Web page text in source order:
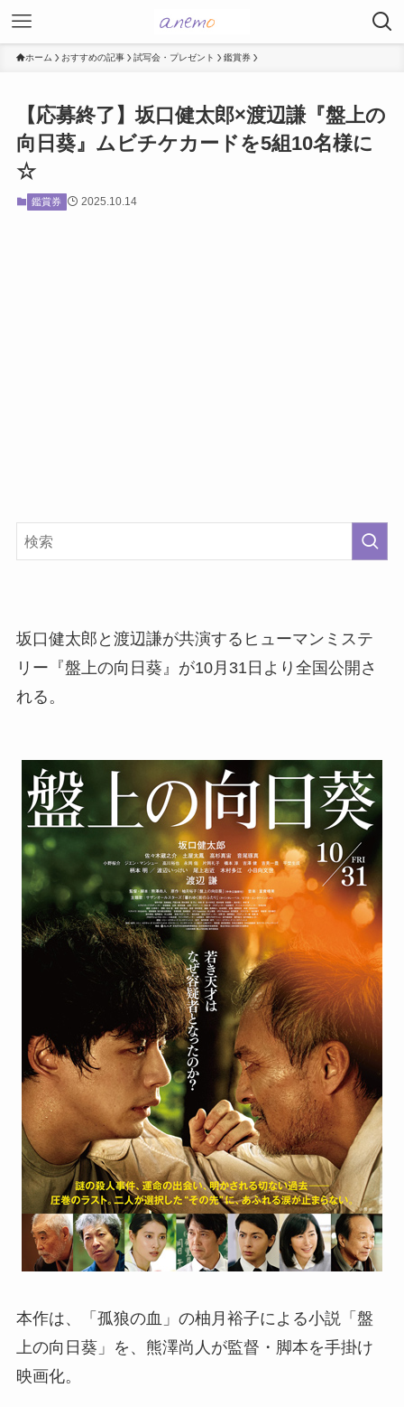
ホーム おすすめの記事 試写会・プレゼント 鑑賞券
【応募終了】坂口健太郎×渡辺謙『盤上の
向日葵』ムビチケカードを5組10名様に
☆
鑑賞券 2025.10.14
坂口健太郎と渡辺謙が共演するヒューマンミステ
リー『盤上の向日葵』が10月31日より全国公開さ
れる。
本作は、「孤狼の血」の柚月裕子による小説「盤
上の向日葵」を、熊澤尚人が監督・脚本を手掛け
映画化。